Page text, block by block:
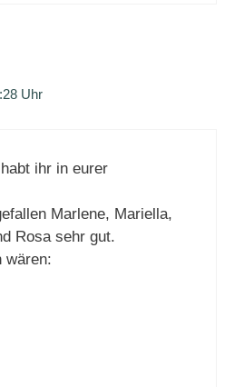
Uhr
ihr in eurer
Marlene, Mariella,
Rosa sehr gut.
wären: